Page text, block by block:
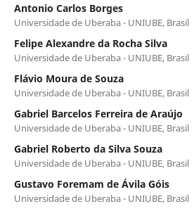
Antonio Carlos Borges
Universidade de Uberaba - UNIUBE, Brasil
Felipe Alexandre da Rocha Silva
Universidade de Uberaba - UNIUBE, Brasil
Flávio Moura de Souza
Universidade de Uberaba - UNIUBE, Brasil
Gabriel Barcelos Ferreira de Araújo
Universidade de Uberaba - UNIUBE, Brasil
Gabriel Roberto da Silva Souza
Universidade de Uberaba - UNIUBE, Brasil
Gustavo Foremam de Ávila Góis
Universidade de Uberaba - UNIUBE, Brasil